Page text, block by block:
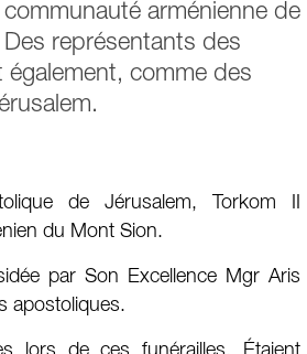
arménienne de
Des représentants des
également, comme des
de Jérusalem, Torkom II
du Mont Sion.
par Son Excellence Mgr Aris
apostoliques.